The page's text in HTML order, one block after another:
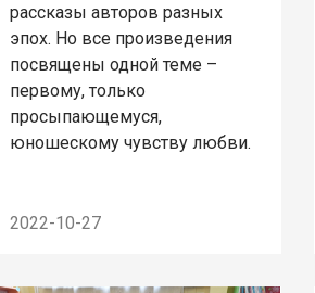
рассказы авторов разных
эпох. Но все произведения
посвящены одной теме –
первому, только
просыпающемуся,
юношескому чувству любви.
2022-10-27